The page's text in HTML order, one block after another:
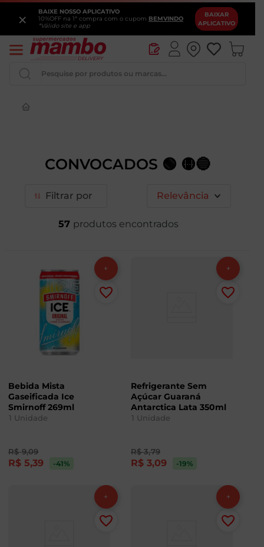
BAIXE NOSSO APLICATIVO
10%OFF na 1ª compra com o cupom BEMVINDO
*Válido site e app
BAIXAR
APLICATIVO
×
Pesquise por produtos ou marcas...
CONVOCADOS 🟢 🟡🔵
Filtrar Relevância
57
Bebida Mista
Gaseificada Ice
Smirnoff 269ml
1 Unidade
R$ 9,09
R$ 5,39 -41%
Refrigerante Sem
Açúcar Guaraná
Antarctica Lata 350ml
1 Unidade
R$ 3,79
R$ 3,09 -19%